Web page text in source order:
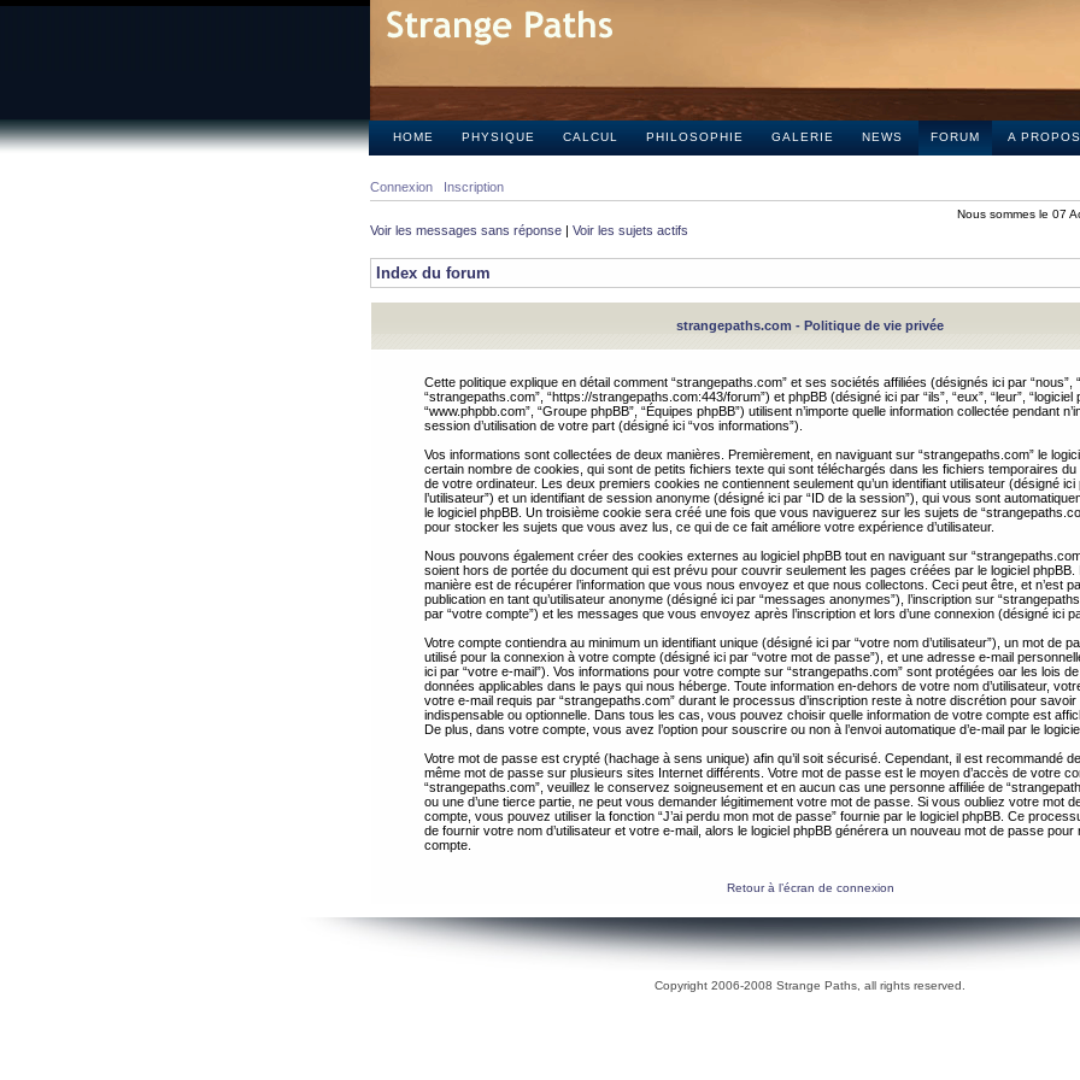
HOME PHYSIQUE CALCUL PHILOSOPHIE GALERIE NEWS FORUM A PROPOS
Connexion Inscription
Nous sommes le 07
Voir les messages sans réponse | Voir les sujets actifs
Index du forum
strangepaths.com - Politique de vie privée
Cette politique explique en détail comment “strangepaths.com” et ses sociétés affiliées (désignés ici par “nous”,
“strangepaths.com”, “https://strangepaths.com:443/forum”) et phpBB (désigné ici par “ils”, “eux”, “leur”, “logiciel
“www.phpbb.com”, “Groupe phpBB”, “Équipes phpBB”) utilisent n’importe quelle information collectée pendant
session d’utilisation de votre part (désigné ici “vos informations”).
Vos informations sont collectées de deux manières. Premièrement, en naviguant sur “strangepaths.com” le
certain nombre de cookies, qui sont de petits fichiers texte qui sont téléchargés dans les fichiers temporaires
de votre ordinateur. Les deux premiers cookies ne contiennent seulement qu’un identifiant utilisateur (désigné ici
l’utilisateur”) et un identifiant de session anonyme (désigné ici par “ID de la session”), qui vous sont
le logiciel phpBB. Un troisième cookie sera créé une fois que vous naviguerez sur les sujets de
pour stocker les sujets que vous avez lus, ce qui de ce fait améliore votre expérience d’utilisateur.
Nous pouvons également créer des cookies externes au logiciel phpBB tout en naviguant sur
soient hors de portée du document qui est prévu pour couvrir seulement les pages créées par le logiciel phpBB.
manière est de récupérer l’information que vous nous envoyez et que nous collectons. Ceci peut être, et n’est
publication en tant qu’utilisateur anonyme (désigné ici par “messages anonymes”), l’inscription sur
par “votre compte”) et les messages que vous envoyez après l’inscription et lors d’une connexion (désigné ici
Votre compte contiendra au minimum un identifiant unique (désigné ici par “votre nom d’utilisateur”), un mot de
utilisé pour la connexion à votre compte (désigné ici par “votre mot de passe”), et une adresse e-mail
ici par “votre e-mail”). Vos informations pour votre compte sur “strangepaths.com” sont protégées oar les lois
données applicables dans le pays qui nous héberge. Toute information en-dehors de votre nom d’utilisateur,
votre e-mail requis par “strangepaths.com” durant le processus d’inscription reste à notre discrétion pour savoir
indispensable ou optionnelle. Dans tous les cas, vous pouvez choisir quelle information de votre compte est
De plus, dans votre compte, vous avez l’option pour souscrire ou non à l’envoi automatique d’e-mail par le
Votre mot de passe est crypté (hachage à sens unique) afin qu’il soit sécurisé. Cependant, il est recommandé
même mot de passe sur plusieurs sites Internet différents. Votre mot de passe est le moyen d’accès de votre
“strangepaths.com”, veuillez le conservez soigneusement et en aucun cas une personne affiliée de
ou une d’une tierce partie, ne peut vous demander légitimement votre mot de passe. Si vous oubliez votre mot
compte, vous pouvez utiliser la fonction “J’ai perdu mon mot de passe” fournie par le logiciel phpBB. Ce
de fournir votre nom d’utilisateur et votre e-mail, alors le logiciel phpBB générera un nouveau mot de passe
compte.
Retour à l’écran de connexion
Copyright 2006-2008 Strange Paths, all rights reserved.